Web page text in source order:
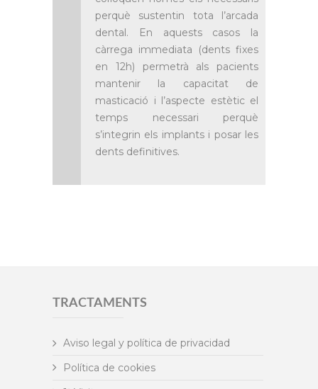
perquè sustentin tota l’arcada
dental. En aquests casos la
càrrega immediata (dents fixes
en 12h) permetrà als pacients
mantenir la capacitat de
masticació i l’aspecte estètic el
temps necessari perquè
s’integrin els implants i posar les
dents definitives.
TRACTAMENTS
Aviso legal y política de privacidad
Política de cookies